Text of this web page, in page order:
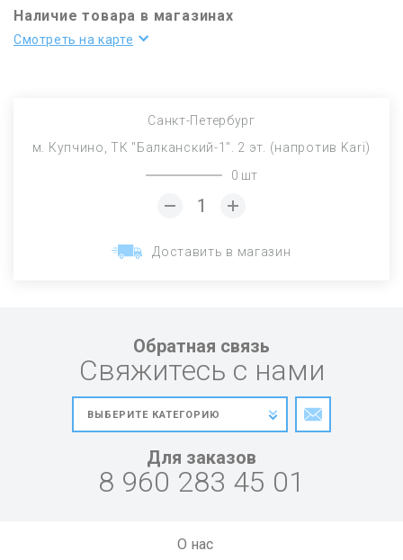
Наличие товара в магазинах
Смотреть на карте
Санкт-Петербург
м. Купчино, ТК "Балканский-1". 2 эт. (напротив Kari)
0 шт
Доставить в магазин
Обратная связь
Свяжитесь с нами
Для заказов
8 960 283 45 01
О нас